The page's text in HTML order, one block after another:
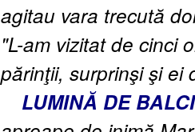
agitau vara trecută
"L-am vizitat de cinci
părinţii, surprinşi şi ei
LUMINĂ DE